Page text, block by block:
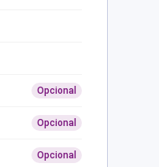
Opcional
Opcional
Opcional